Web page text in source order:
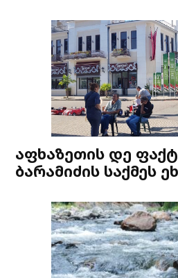
აფხაზეთის დე
ბარამიძის საქმეს